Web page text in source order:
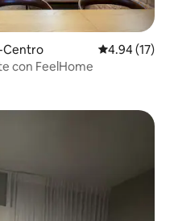
Centro Calificación
4.94 (17)
con FeelHome